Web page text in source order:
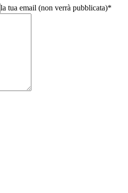
la tua email (non verrà pubblicata)*